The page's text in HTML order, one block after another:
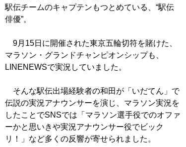
駅伝チームのキャプテンもつとめている、“駅伝
俳優”。
9月15日に開催された東京五輪切符を賭けた、
マラソン・グランドチャンピオンシップも、
LINENEWSで実況していました。
そんな駅伝出場経験者の和田が「いだてん」で
伝説の実況アナウンサーを演じ、マラソン実況を
したことでSNSでは「マラソン選手役でのオファ
ーかと思いきや実況アナウンサー役でビック
リ！」など多くの反響が寄せられました。